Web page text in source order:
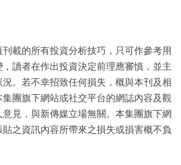
載的所有投資分析技巧，只可作參考用
讀者在作出投資決定前理應審慎，並主
。若不幸招致任何損失，概與本刊及相
團旗下網站或社交平台的網誌內容及觀
見，與新傳媒立場無關。本集團旗下網
之資訊內容所帶來之損失或損害概不負